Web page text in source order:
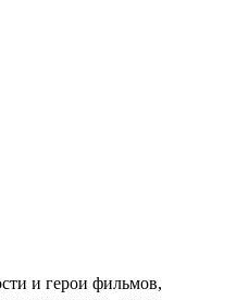
и герои фильмов,